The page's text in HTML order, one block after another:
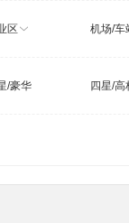
区 机场/车
/豪华 四星/高